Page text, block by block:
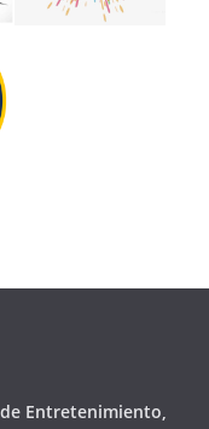
Entretenimiento,